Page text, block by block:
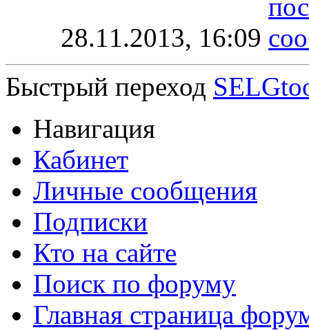
28.11.2013, 16:09
Быстрый переход
Навигация
Кабинет
Личные сообщения
Подписки
Кто на сайте
Поиск по форуму
Главная страница